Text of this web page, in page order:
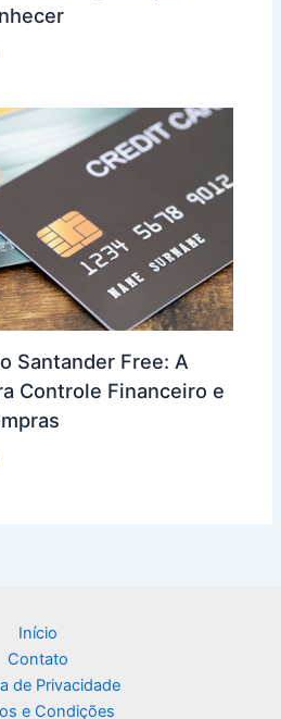
Santander Free: A
Controle Financeiro e
Início
Contato
de Privacidade
e Condições